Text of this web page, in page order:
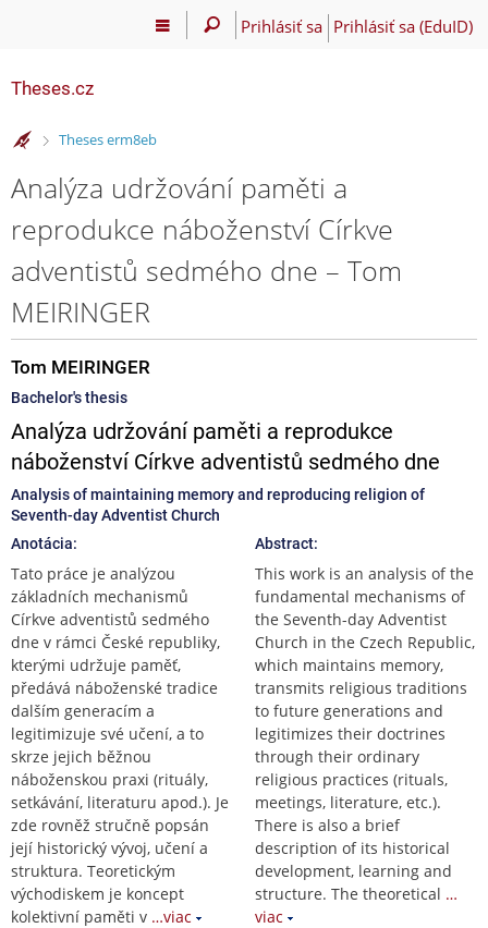
Prihlásiť sa Prihlásiť sa (EduID)
Theses.cz
>
Theses erm8eb
Analýza udržování paměti a
reprodukce náboženství Církve
adventistů sedmého dne – Tom
MEIRINGER
Tom MEIRINGER
Bachelor's thesis
Analýza udržování paměti a reprodukce
náboženství Církve adventistů sedmého dne
Analysis of maintaining memory and reproducing religion of
Seventh-day Adventist Church
Anotácia:
Tato práce je analýzou
základních mechanismů
Církve adventistů sedmého
dne v rámci České republiky,
kterými udržuje paměť,
předává náboženské tradice
dalším generacím a
legitimizuje své učení, a to
skrze jejich běžnou
náboženskou praxi (rituály,
setkávání, literaturu apod.). Je
zde rovněž stručně popsán
její historický vývoj, učení a
struktura. Teoretickým
východiskem je koncept
kolektivní paměti v …viac
Abstract:
This work is an analysis of the
fundamental mechanisms of
the Seventh-day Adventist
Church in the Czech Republic,
which maintains memory,
transmits religious traditions
to future generations and
legitimizes their doctrines
through their ordinary
religious practices (rituals,
meetings, literature, etc.).
There is also a brief
description of its historical
development, learning and
structure. The theoretical …
viac